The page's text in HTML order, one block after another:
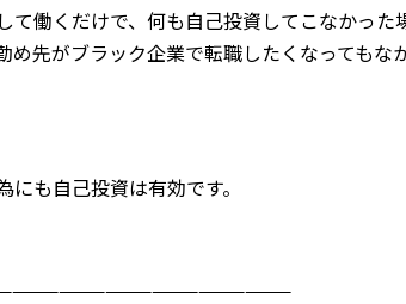
て働くだけで、何も自己投資してこなかっ
め先がブラック企業で転職したくなっても
にも自己投資は有効です。